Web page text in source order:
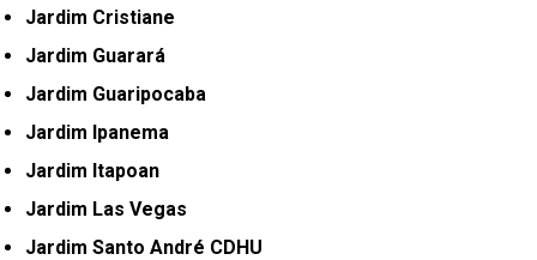
Jardim Cristiane
Jardim Guarará
Jardim Guaripocaba
Jardim Ipanema
Jardim Itapoan
Jardim Las Vegas
Jardim Santo André CDHU